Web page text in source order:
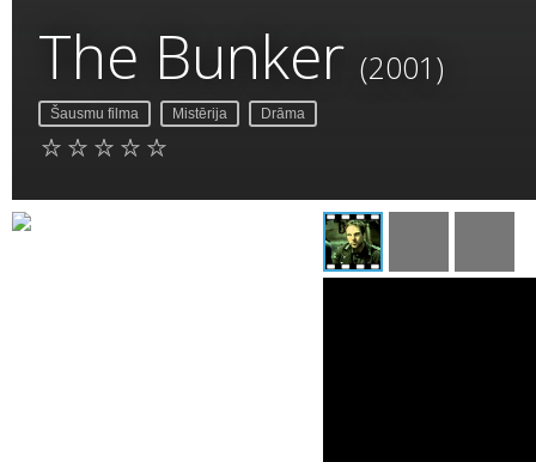
The Bunker (2001)
Šausmu filma Mistērija Drāma